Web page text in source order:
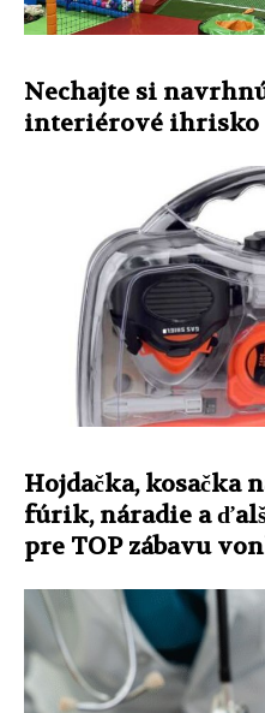
Nechajte si
interiérové ​​ihrisko
Hojdačka, kosačka
fúrik, náradie a
pre TOP zábavu